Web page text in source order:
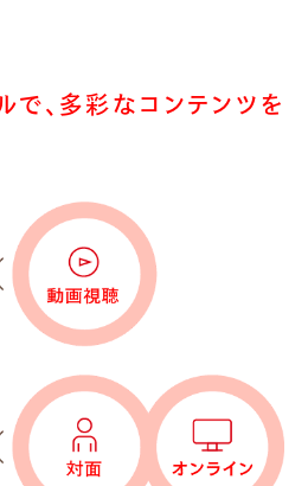
で、多彩なコンテンツを